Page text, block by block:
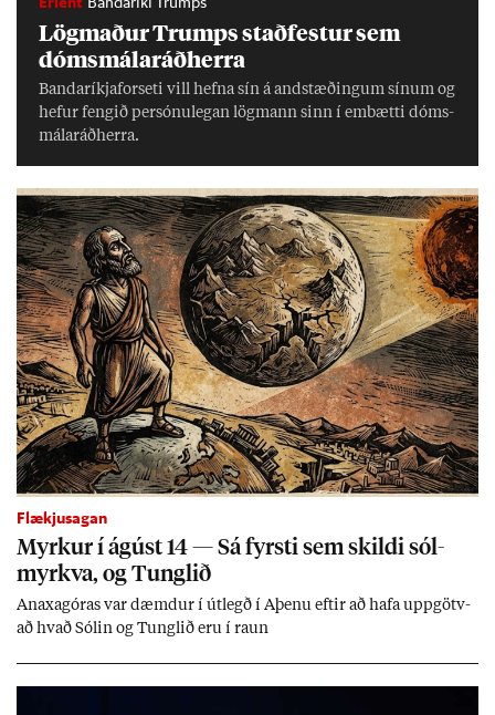
Lög­mað­ur Trumps stað­fest­ur sem
dóms­mála­ráð­herra
Banda­ríkja­for­seti vill hefna sín á and­stæð­ing­um sín­um og
hef­ur feng­ið per­sónu­leg­an lög­mann sinn í embætti dóms­
mála­ráð­herra.
Flækjusagan
Myrk­ur í ág­úst 14 — Sá fyrsti sem skildi sól­
myrkva, og Tungl­ið
An­axagór­as var dæmd­ur í út­legð í Aþenu eft­ir að hafa upp­götv­
að hvað Sól­in og Tungl­ið eru í raun